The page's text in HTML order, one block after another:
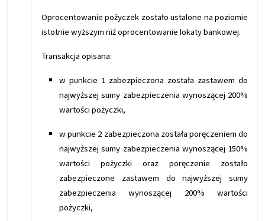
Oprocentowanie pożyczek zostało ustalone na poziomie
istotnie wyższym niż oprocentowanie lokaty bankowej.
Transakcja opisana:
w punkcie 1 zabezpieczona została zastawem do
najwyższej sumy zabezpieczenia wynoszącej 200%
wartości pożyczki,
w punkcie 2 zabezpieczona została poręczeniem do
najwyższej sumy zabezpieczenia wynoszącej 150%
wartości pożyczki oraz poręczenie zostało
zabezpieczone zastawem do najwyższej sumy
zabezpieczenia wynoszącej 200% wartości
pożyczki,